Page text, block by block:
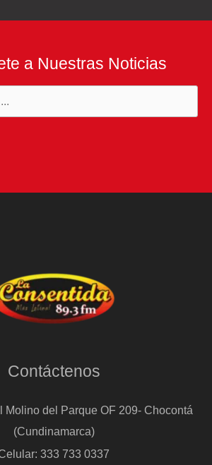
a Nuestras Noticias
Contáctenos
Molino del Parque OF 209- Chocontá
(Cundinamarca)
333 733 0337